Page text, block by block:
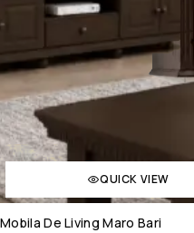
QUICK VIEW
Mobila De Living Maro Bari